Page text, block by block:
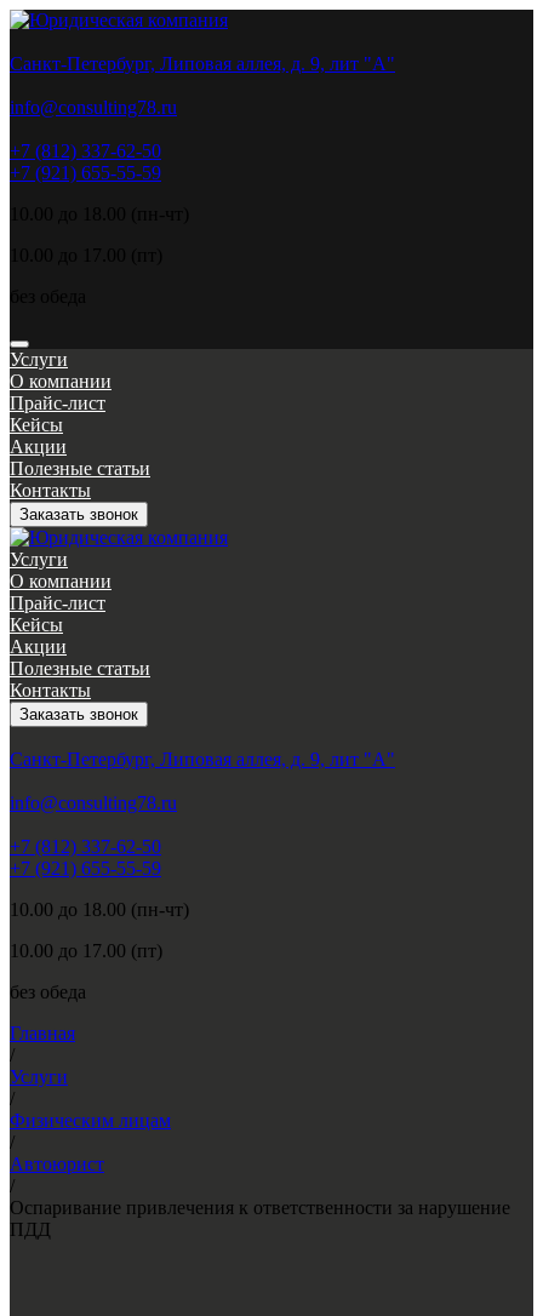
Санкт-Петербург, Липовая аллея, д. 9, лит "А"
info@consulting78.ru
+7 (812) 337-62-50
+7 (921) 655-55-59
Услуги
О компании
Прайс-лист
Кейсы
Акции
Полезные статьи
Контакты
Заказать звонок
Услуги
О компании
Прайс-лист
Кейсы
Акции
Полезные статьи
Контакты
Заказать звонок
Санкт-Петербург, Липовая аллея, д. 9, лит "А"
info@consulting78.ru
+7 (812) 337-62-50
+7 (921) 655-55-59
10.00 до 18.00 (пн-чт)
10.00 до 17.00 (пт)
без обеда
Главная
/
Услуги
/
Физическим лицам
/
Автоюрист
/
Оспаривание привлечения к ответственности за нарушение
ПДД